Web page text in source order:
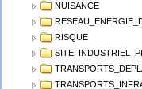
NUISANCE
RISQUE